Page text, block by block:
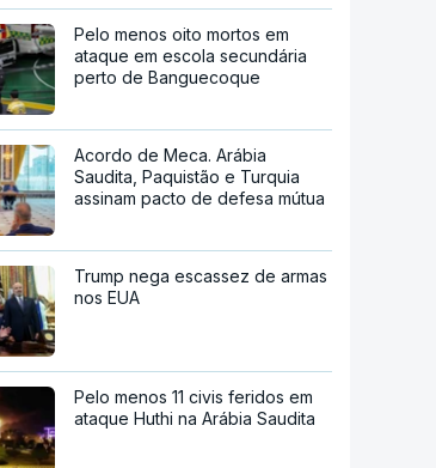
Pelo menos oito mortos em
ataque em escola secundária
perto de Banguecoque
Acordo de Meca. Arábia
Saudita, Paquistão e Turquia
assinam pacto de defesa mútua
Trump nega escassez de armas
nos EUA
Pelo menos 11 civis feridos em
ataque Huthi na Arábia Saudita